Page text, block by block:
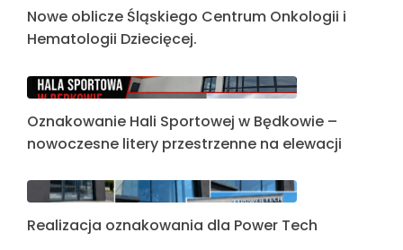
Nowe oblicze Śląskiego Centrum Onkologii i
Hematologii Dziecięcej.
Oznakowanie Hali Sportowej w Będkowie –
nowoczesne litery przestrzenne na elewacji
Realizacja oznakowania dla Power Tech